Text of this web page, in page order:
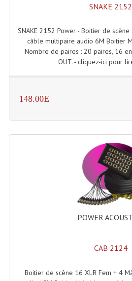
Pupitre Pour
Samplers,
Controleurs DJ
Consoles Sono Et
Consoles
Consoles
Lumière
Déco Light
SNAKE 2152
SNAKE 2152 Power - Boitier de
câble multipaire audio 6M Boitier
Nombre de paires : 20 paires, 16
OUT. - cliquez-ici pour
148.00E
POWER
CAB 2124
Boitier de scène 16 XLR Fem + 4